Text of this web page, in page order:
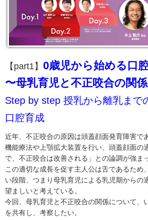
【part1】 0歳児から始める口
〜母乳育児と不正咬合の関
Step by step 授乳から離乳まで
口腔育成
近年、不正咬合の原因は頭蓋顔面発育障害で
機能療法や上顎拡大装置を行い、頭蓋顔面の
で、不正咬合は改善される」との論調が強ま
この適切な成長を促す主人公は舌であるため
い段階、つまり母乳育児による乳児期からの
望ましいと考えている。
今回、母乳育児と不正咬合の関係について、
を共有し、考察したい。